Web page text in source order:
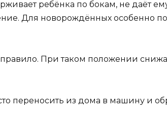
ребёнка по бокам, не даёт
Для новорождённых особенно
При таком положении
переносить из дома в машину и